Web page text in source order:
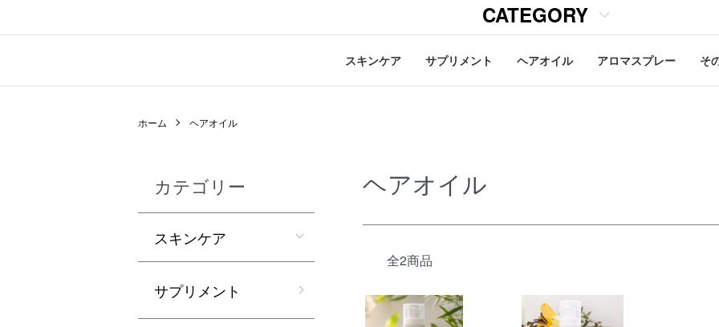
CATEGORY
スキンケア サプリメント ヘアオイル アロマスプレー そ
ホーム ヘアオイル
ヘアオイル
全2商品
カテゴリー
スキンケア
サプリメント